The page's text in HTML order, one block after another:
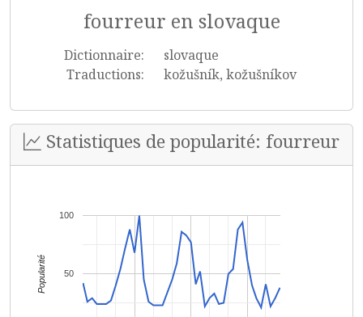
fourreur en slovaque
Dictionnaire:
slovaque
Traductions:
kožušník, kožušníkov
Statistiques de popularité: fourreur
50
100
Popularité